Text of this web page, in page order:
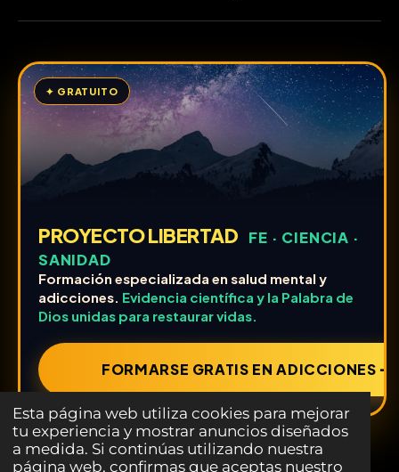
Esta página web utiliza cookies para mejorar
tu experiencia y mostrar anuncios diseñados
a medida. Si continúas utilizando nuestra
página web, confirmas que aceptas nuestro
✦ GRATUITO
PROYECTO LIBERTAD
FE · CIENCIA ·
SANIDAD
Formación especializada en salud mental y
adicciones. Evidencia científica y la Palabra de
Dios unidas para restaurar vidas.
FORMARSE GRATIS EN ADICCIONES ➔